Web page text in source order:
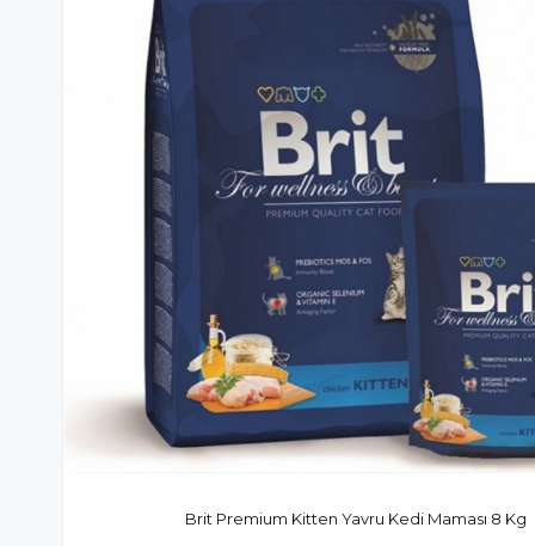
Brit Premium Kitten Yavru Kedi Maması 8 Kg